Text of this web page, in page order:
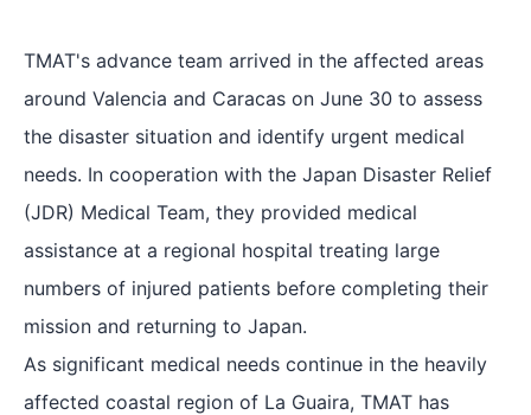
TMAT's advance team arrived in the affected areas
around Valencia and Caracas on June 30 to assess
the disaster situation and identify urgent medical
needs. In cooperation with the Japan Disaster Relief
(JDR) Medical Team, they provided medical
assistance at a regional hospital treating large
numbers of injured patients before completing their
mission and returning to Japan.
As significant medical needs continue in the heavily
affected coastal region of La Guaira, TMAT has